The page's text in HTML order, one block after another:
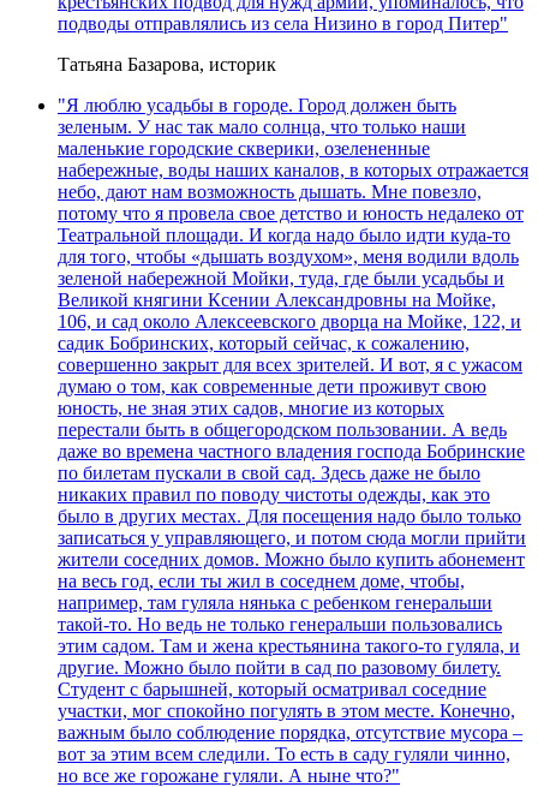
подводы отправлялись из села Низино в город Питер"
Татьяна Базарова, историк
"Я люблю усадьбы в городе. Город должен быть
зеленым. У нас так мало солнца, что только наши
маленькие городские скверики, озелененные
набережные, воды наших каналов, в которых отражается
небо, дают нам возможность дышать. Мне повезло,
потому что я провела свое детство и юность недалеко от
Театральной площади. И когда надо было идти куда-то
для того, чтобы «дышать воздухом», меня водили вдоль
зеленой набережной Мойки, туда, где были усадьбы и
Великой княгини Ксении Александровны на Мойке,
106, и сад около Алексеевского дворца на Мойке, 122, и
садик Бобринских, который сейчас, к сожалению,
совершенно закрыт для всех зрителей. И вот, я с ужасом
думаю о том, как современные дети проживут свою
юность, не зная этих садов, многие из которых
перестали быть в общегородском пользовании. А ведь
даже во времена частного владения господа Бобринские
по билетам пускали в свой сад. Здесь даже не было
никаких правил по поводу чистоты одежды, как это
было в других местах. Для посещения надо было только
записаться у управляющего, и потом сюда могли прийти
жители соседних домов. Можно было купить абонемент
на весь год, если ты жил в соседнем доме, чтобы,
например, там гуляла нянька с ребенком генеральши
такой-то. Но ведь не только генеральши пользовались
этим садом. Там и жена крестьянина такого-то гуляла, и
другие. Можно было пойти в сад по разовому билету.
Студент с барышней, который осматривал соседние
участки, мог спокойно погулять в этом месте. Конечно,
важным было соблюдение порядка, отсутствие мусора –
вот за этим всем следили. То есть в саду гуляли чинно,
но все же горожане гуляли. А ныне что?"